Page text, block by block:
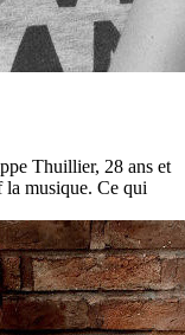
Thuillier, 28 ans et
la musique. Ce qui